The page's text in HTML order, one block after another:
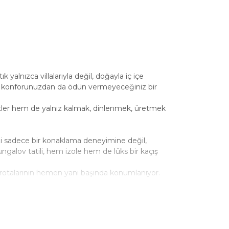
yalnızca villalarıyla değil, doğayla iç içe
konforunuzdan da ödün vermeyeceğiniz bir
hem de yalnız kalmak, dinlenmek, üretmek
sadece bir konaklama deneyimine değil,
tatili, hem izole hem de lüks bir kaçış
hemen yanı başında konumlanıyor.